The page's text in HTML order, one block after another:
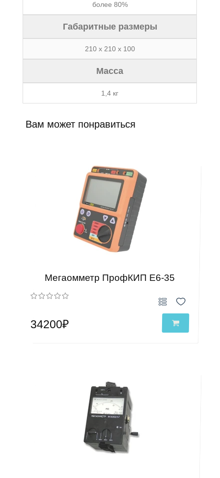
более 80%
Габаритные размеры
210 х 210 х 100
Масса
1,4 кг
Вам может понравиться
Мегаомметр ПрофКИП Е6-35
34200₽